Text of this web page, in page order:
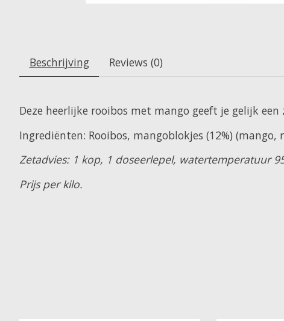
Beschrijving Reviews (0)
Deze heerlijke rooibos met mango geeft je gelijk
Ingrediënten: Rooibos, mangoblokjes (12%)
Zetadvies: 1 kop, 1 doseerlepel, watertemperatuur
Prijs per kilo.